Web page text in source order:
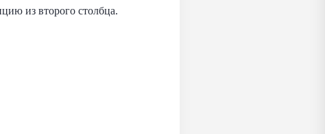
из второго столбца.